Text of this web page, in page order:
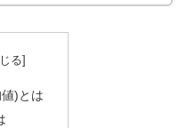
)とは